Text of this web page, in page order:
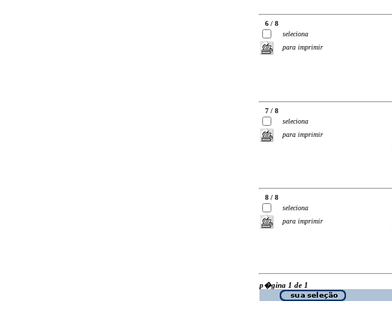
6 / 8
seleciona
para imprimir
7 / 8
seleciona
para imprimir
8 / 8
seleciona
para imprimir
p�gina 1 de 1